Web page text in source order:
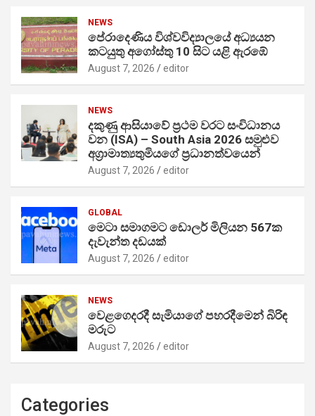
NEWS
පේරාදෙණිය විශ්වවිද්‍යාලයේ අධ්‍යයන
කටයුතු අගෝස්තු 10 සිට යළි ඇරඹේ
August 7, 2026 editor
NEWS
දකුණු ආසියාවේ ප්‍රථම වරට සංවිධානය
වන (ISA) – South Asia 2026 සමුළුව
අග්‍රාමාත්‍යතුමියගේ ප්‍රධානත්වයෙන්
August 7, 2026 editor
GLOBAL
මෙටා සමාගමට ඩොලර් මිලියන 567ක
දැවැන්ත දඩයක්
August 7, 2026 editor
NEWS
වෙළගෙදරදී සැමියාගේ පහරදීමෙන් බිරිඳ
මරුට
August 7, 2026 editor
Categories